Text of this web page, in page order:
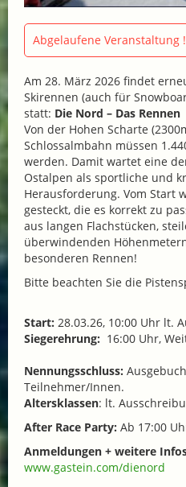
Abgelaufene Veranstaltung !
Am 28. März 2026 findet
Skirennen (auch für
statt: Die Nord – Das Rennen
Von der Hohen Scharte
Schlossalmbahn müssen
werden. Damit wartet eine
Ostalpen als sportliche und
Herausforderung. Vom Start
gesteckt, die es korrekt zu
aus langen Flachstücken,
überwindenden
besonderen Rennen!
Bitte beachten Sie die
Start: 28.03.26, 10:00 Uhr lt.
Siegerehrung: 16:00 Uhr,
Nennungsschluss:
Teilnehmer/Innen.
Altersklassen: lt.
After Race Party: Ab 17:00
Anmeldungen + weitere
www.gastein.com/dienord